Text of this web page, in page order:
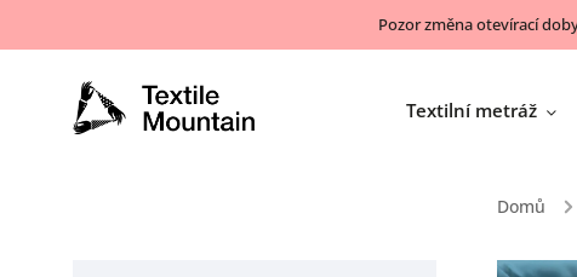
Pozor změna otevírací
Textilní metráž
Domů /